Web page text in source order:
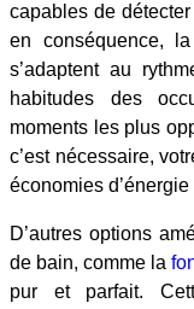
capables de
en conséquence,
s’adaptent au
habitudes des
moments les plus
c’est nécessaire,
économies
D’autres options
de bain, comme la
pur et parfait.